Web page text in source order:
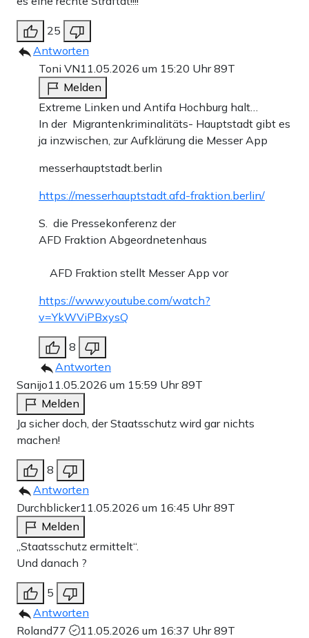
25
Antworten
Toni VN11.05.2026 um 15:20 Uhr89T
Melden
Extreme Linken und Antifa Hochburg halt…
In der Migrantenkriminalitäts- Hauptstadt gibt es
ja inzwischen, zur Aufklärung die Messer App
messerhauptstadt.berlin
https://messerhauptstadt.afd-fraktion.berlin/
S. die Pressekonferenz der
AFD Fraktion Abgeordnetenhaus
AFD Fraktion stellt Messer App vor
https://www.youtube.com/watch?
v=YkWViPBxysQ
8
Antworten
Sanijo11.05.2026 um 15:59 Uhr89T
Melden
Ja sicher doch, der Staatsschutz wird gar nichts
machen!
8
Antworten
Durchblicker11.05.2026 um 16:45 Uhr89T
Melden
„Staatsschutz ermittelt“.
Und danach ?
5
Antworten
Roland77
11.05.2026 um 16:37 Uhr89T